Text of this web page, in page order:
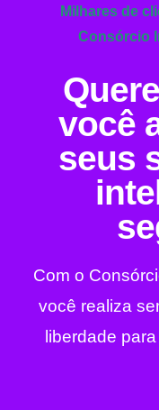
Milhares de
Consórcio
você
seus
Com o
você realiza
liberdade